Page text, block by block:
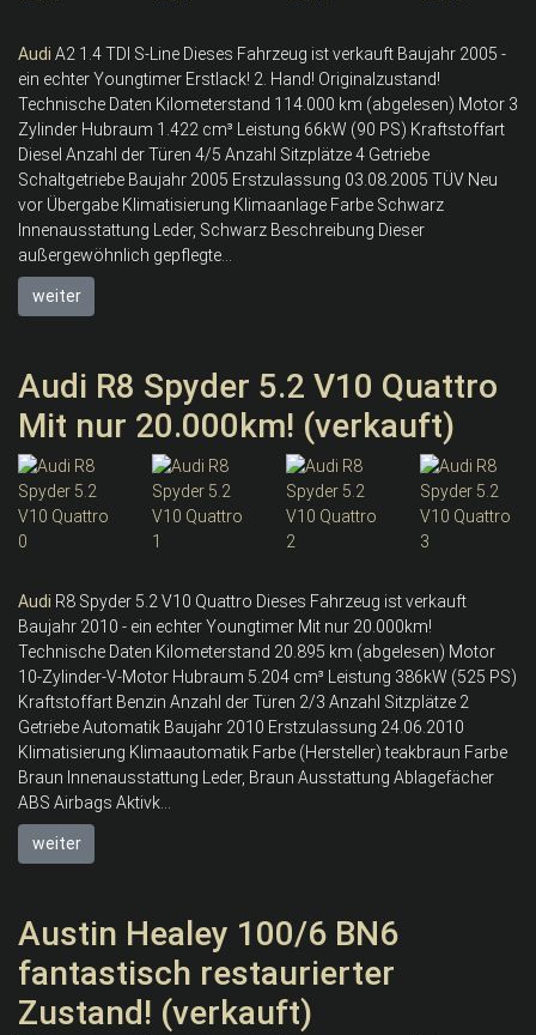
Audi A2 1.4 TDI S-Line Dieses Fahrzeug ist verkauft Baujahr 2005 -
ein echter Youngtimer Erstlack! 2. Hand! Originalzustand!
Technische Daten Kilometerstand 114.000 km (abgelesen) Motor 3
Zylinder Hubraum 1.422 cm³ Leistung 66kW (90 PS) Kraftstoffart
Diesel Anzahl der Türen 4/5 Anzahl Sitzplätze 4 Getriebe
Schaltgetriebe Baujahr 2005 Erstzulassung 03.08.2005 TÜV Neu
vor Übergabe Klimatisierung Klimaanlage Farbe Schwarz
Innenausstattung Leder, Schwarz Beschreibung Dieser
außergewöhnlich gepflegte...
weiter
Audi R8 Spyder 5.2 V10 Quattro
Mit nur 20.000km! (verkauft)
Audi R8 Spyder 5.2 V10 Quattro Dieses Fahrzeug ist verkauft
Baujahr 2010 - ein echter Youngtimer Mit nur 20.000km!
Technische Daten Kilometerstand 20.895 km (abgelesen) Motor
10-Zylinder-V-Motor Hubraum 5.204 cm³ Leistung 386kW (525 PS)
Kraftstoffart Benzin Anzahl der Türen 2/3 Anzahl Sitzplätze 2
Getriebe Automatik Baujahr 2010 Erstzulassung 24.06.2010
Klimatisierung Klimaautomatik Farbe (Hersteller) teakbraun Farbe
Braun Innenausstattung Leder, Braun Ausstattung Ablagefächer
ABS Airbags Aktivk...
weiter
Austin Healey 100/6 BN6
fantastisch restaurierter
Zustand! (verkauft)